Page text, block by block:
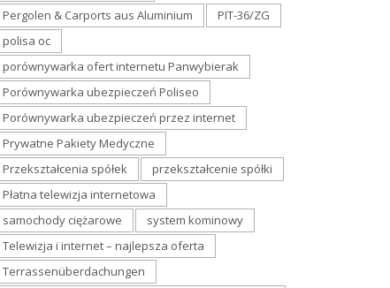
Pergolen & Carports aus Aluminium
PIT-36/ZG
polisa oc
porównywarka ofert internetu Panwybierak
Porównywarka ubezpieczeń Poliseo
Porównywarka ubezpieczeń przez internet
Prywatne Pakiety Medyczne
Przekształcenia spółek
przekształcenie spółki
Płatna telewizja internetowa
samochody ciężarowe
system kominowy
Telewizja i internet – najlepsza oferta
Terrassenüberdachungen